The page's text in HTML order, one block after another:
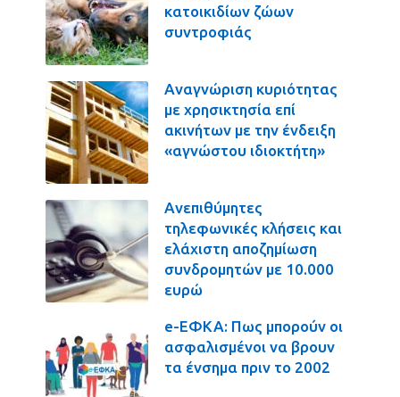
κατοικιδίων ζώων
συντροφιάς
Αναγνώριση κυριότητας
με χρησικτησία επί
ακινήτων με την ένδειξη
«αγνώστου ιδιοκτήτη»
Ανεπιθύμητες
τηλεφωνικές κλήσεις και
ελάχιστη αποζημίωση
συνδρομητών με 10.000
ευρώ
e-ΕΦΚΑ: Πως μπορούν οι
ασφαλισμένοι να βρουν
τα ένσημα πριν το 2002